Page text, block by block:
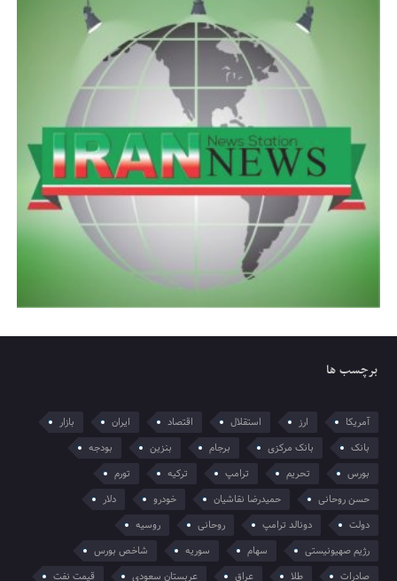
برچسب ها
آمریکا ارز استقلال اقتصاد ایران
بازار
بانک
بانک مرکزی برجام بنزین
بودجه
بورس
تحریم ترامپ ترکیه
تورم
حسن روحانی
حمیدرضا نقاشیان خودرو
دلار
دولت
دونالد ترامپ روحانی
روسیه
رژیم صهیونیستی
سهام سوریه
شاخص بورس
صادرات
طلا عراق عربستان سعودی قیمت نفت